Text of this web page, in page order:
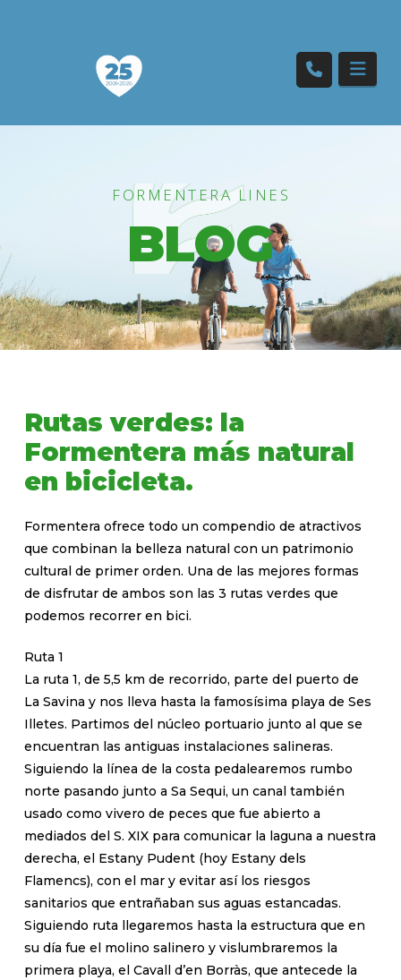
FORMENTERA LINES
BLOG
Rutas verdes: la
Formentera más natural
en bicicleta.
Formentera ofrece todo un compendio de atractivos
que combinan la belleza natural con un patrimonio
cultural de primer orden. Una de las mejores formas
de disfrutar de ambos son las 3 rutas verdes que
podemos recorrer en bici.
Ruta 1
La ruta 1, de 5,5 km de recorrido, parte del puerto de
La Savina y nos lleva hasta la famosísima playa de Ses
Illetes. Partimos del núcleo portuario junto al que se
encuentran las antiguas instalaciones salineras.
Siguiendo la línea de la costa pedalearemos rumbo
norte pasando junto a Sa Sequi, un canal también
usado como vivero de peces que fue abierto a
mediados del S. XIX para comunicar la laguna a nuestra
derecha, el Estany Pudent (hoy Estany dels
Flamencs), con el mar y evitar así los riesgos
sanitarios que entrañaban sus aguas estancadas.
Siguiendo ruta llegaremos hasta la estructura que en
su día fue el molino salinero y vislumbraremos la
primera playa, el Cavall d’en Borràs, que antecede la